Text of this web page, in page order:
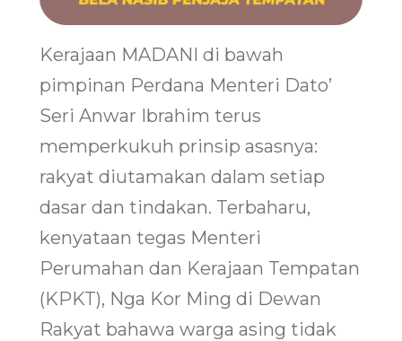
Kerajaan MADANI di bawah
pimpinan Perdana Menteri Dato’
Seri Anwar Ibrahim terus
memperkukuh prinsip asasnya:
rakyat diutamakan dalam setiap
dasar dan tindakan. Terbaharu,
kenyataan tegas Menteri
Perumahan dan Kerajaan Tempatan
(KPKT), Nga Kor Ming di Dewan
Rakyat bahawa warga asing tidak